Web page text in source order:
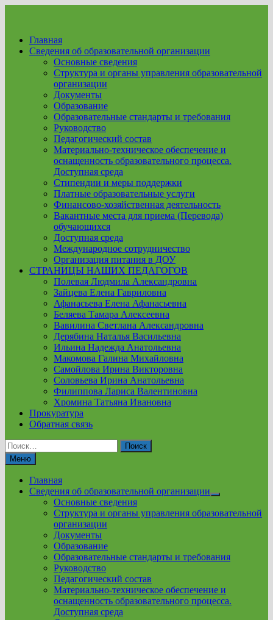
Главная
Сведения об образовательной организации
Основные сведения
Структура и органы управления образовательной
организации
Документы
Образование
Образовательные стандарты и требования
Руководство
Педагогический состав
Материально-техническое обеспечение и
оснащенность образовательного процесса.
Доступная среда
Стипендии и меры поддержки
Платные образовательные услуги
Финансово-хозяйственная деятельность
Вакантные места для приема (Перевода)
обучающихся
Доступная среда
Международное сотрудничество
Организация питания в ДОУ
СТРАНИЦЫ НАШИХ ПЕДАГОГОВ
Полевая Людмила Александровна
Зайцева Елена Гавриловна
Афанасьева Елена Афанасьевна
Беляева Тамара Алексеевна
Вавилина Светлана Александровна
Дерябина Наталья Васильевна
Ильина Надежда Анатольевна
Макомова Галина Михайловна
Самойлова Ирина Викторовна
Соловьева Ирина Анатольевна
Филиппова Лариса Валентиновна
Хромина Татьяна Ивановна
Прокуратура
Обратная связь
Найти:
Меню
Главная
Сведения об образовательной организации
Show
menu
Основные сведения
Структура и органы управления образовательной
организации
Документы
Образование
Образовательные стандарты и требования
Руководство
Педагогический состав
Материально-техническое обеспечение и
оснащенность образовательного процесса.
Доступная среда